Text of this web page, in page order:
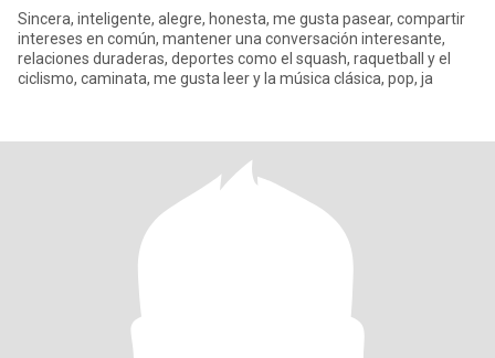
Sincera, inteligente, alegre, honesta, me gusta pasear, compartir
intereses en común, mantener una conversación interesante,
relaciones duraderas, deportes como el squash, raquetball y el
ciclismo, caminata, me gusta leer y la música clásica, pop, ja